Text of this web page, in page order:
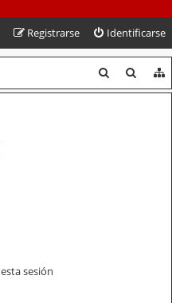
Identificarse
Registrarse
u
u
sesión